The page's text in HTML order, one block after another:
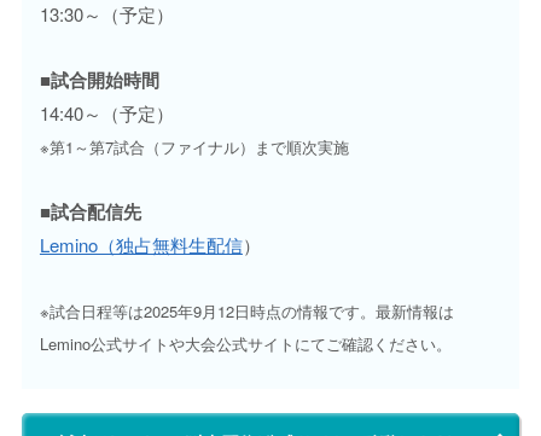
13:30～（予定）
■試合開始時間
14:40～（予定）
※第1～第7試合（ファイナル）まで順次実施
■試合配信先
Lemino（独占無料生配信）
※試合日程等は2025年9月12日時点の情報です。最新情報は
Lemino公式サイトや大会公式サイトにてご確認ください。